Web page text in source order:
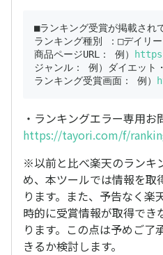
■ランキング受賞が掲載され
ランキング種別 ：□デイリ
商品ページURL： 例）
ジャンル： 例）ダイエッ
ランキング受賞画面： 例）
・ランキングエラー専用
https://tayori.com/f/
※以前と比べ楽天のランキ
め、本ツールでは情報を取
ります。また、予告なく楽
時的に受賞情報が取得でき
ります。この点は予めご了
きるか検討します。